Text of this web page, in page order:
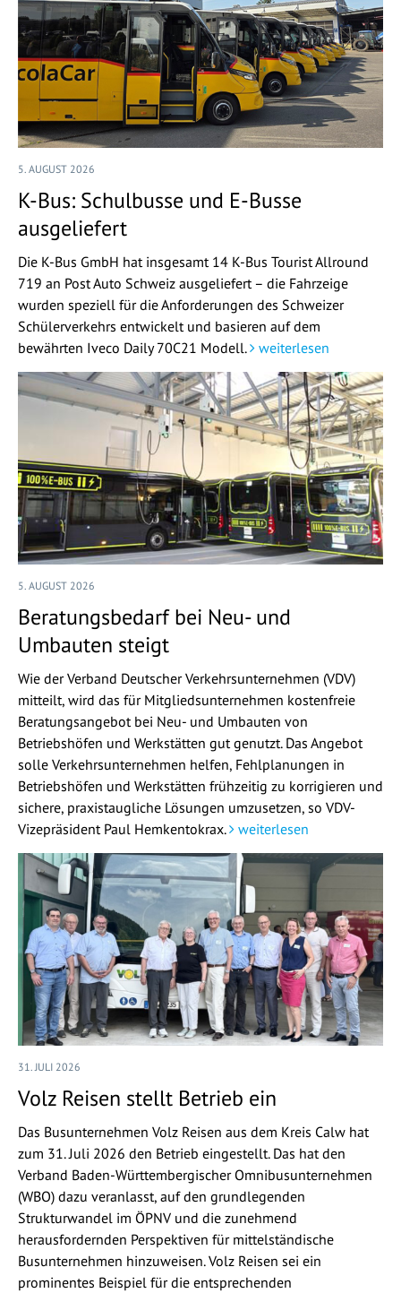
5. AUGUST 2026
K-Bus: Schulbusse und E-Busse
ausgeliefert
Die K-Bus GmbH hat insgesamt 14 K-Bus Tourist Allround
719 an Post Auto Schweiz ausgeliefert – die Fahrzeige
wurden speziell für die Anforderungen des Schweizer
Schülerverkehrs entwickelt und basieren auf dem
bewährten Iveco Daily 70C21 Modell.
weiterlesen
5. AUGUST 2026
Beratungsbedarf bei Neu- und
Umbauten steigt
Wie der Verband Deutscher Verkehrsunternehmen (VDV)
mitteilt, wird das für Mitgliedsunternehmen kostenfreie
Beratungsangebot bei Neu- und Umbauten von
Betriebshöfen und Werkstätten gut genutzt. Das Angebot
solle Verkehrsunternehmen helfen, Fehlplanungen in
Betriebshöfen und Werkstätten frühzeitig zu korrigieren und
sichere, praxistaugliche Lösungen umzusetzen, so VDV-
Vizepräsident Paul Hemkentokrax.
weiterlesen
31. JULI 2026
Volz Reisen stellt Betrieb ein
Das Busunternehmen Volz Reisen aus dem Kreis Calw hat
zum 31. Juli 2026 den Betrieb eingestellt. Das hat den
Verband Baden-Württembergischer Omnibusunternehmen
(WBO) dazu veranlasst, auf den grundlegenden
Strukturwandel im ÖPNV und die zunehmend
herausfordernden Perspektiven für mittelständische
Busunternehmen hinzuweisen. Volz Reisen sei ein
prominentes Beispiel für die entsprechenden